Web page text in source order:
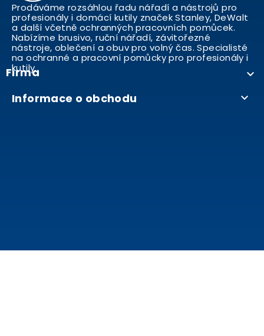
Prodáváme rozsáhlou řadu nářadí a nástrojů pro
profesionály i domácí kutily značek Stanley, DeWalt
a další včetně ochranných pracovních pomůcek.
Nabízíme brusivo, ruční nářadí, závitořezné
nástroje, oblečení a obuv pro volný čas. Specialisté
na ochranné a pracovní pomůcky pro profesionály i
kutily..
Firma 
Informace o obchodu 